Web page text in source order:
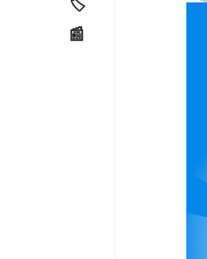
🏷️
📰